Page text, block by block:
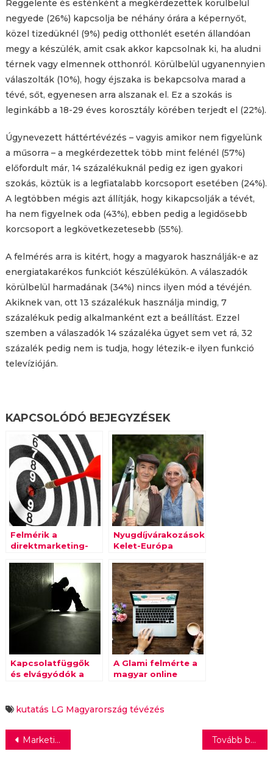
Reggelente és esténként a megkérdezettek körülbelül
negyede (26%) kapcsolja be néhány órára a képernyőt,
közel tizedüknél (9%) pedig otthonlét esetén állandóan
megy a készülék, amit csak akkor kapcsolnak ki, ha aludni
térnek vagy elmennek otthonról. Körülbelül ugyanennyien
válaszolták (10%), hogy éjszaka is bekapcsolva marad a
tévé, sőt, egyenesen arra alszanak el. Ez a szokás is
leginkább a 18-29 éves korosztály körében terjedt el (22%).
Úgynevezett háttértévézés – vagyis amikor nem figyelünk
a műsorra – a megkérdezettek több mint felénél (57%)
előfordult már, 14 százalékuknál pedig ez igen gyakori
szokás, köztük is a legfiatalabb korcsoport esetében (24%).
A legtöbben mégis azt állítják, hogy kikapcsolják a tévét,
ha nem figyelnek oda (43%), ebben pedig a legidősebb
korcsoport a legkövetkezetesebb (55%).
A felmérés arra is kitért, hogy a magyarok használják-e az
energiatakarékos funkciót készülékükön. A válaszadók
körülbelül harmadának (34%) nincs ilyen mód a tévéjén.
Akiknek van, ott 13 százalékuk használja mindig, 7
százalékuk pedig alkalmanként ezt a beállítást. Ezzel
szemben a válaszadók 14 százaléka ügyet sem vet rá, 32
százalék pedig nem is tudja, hogy létezik-e ilyen funkció
televízióján.
KAPCSOLÓDÓ BEJEGYZÉSEK
Felmérik a
direktmarketing-
Nyugdíjvárakozások:
Kelet-Európa
Kapcsolatfüggők
és elvágyódók a
A Glami felmérte a
magyar online
kutatás LG Magyarország tévézés
Bejegyzés
Marketing Mesterszak, METU – így látja egy hallgató Tovább bővült az Ipsos szakértői csapata